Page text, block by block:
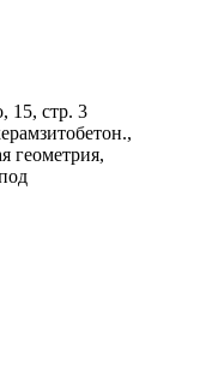
15, стр. 3
геометрия,